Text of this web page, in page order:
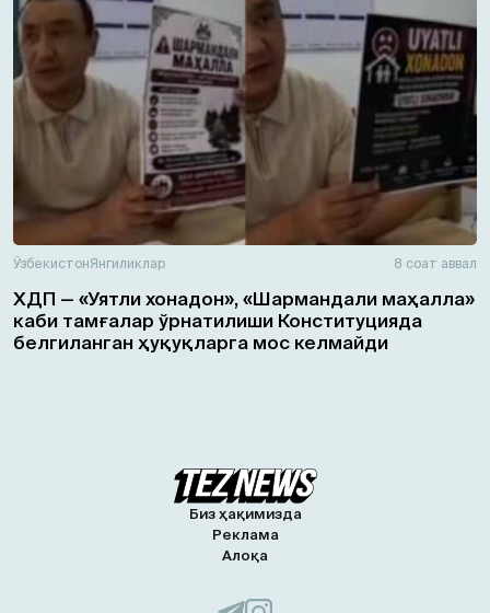
ЎзбекистонЯнгиликлар 8 соат аввал
ХДП — «Уятли хонадон», «Шармандали маҳалла»
каби тамғалар ўрнатилиши Конституцияда
белгиланган ҳуқуқларга мос келмайди
Биз ҳақимизда
Реклама
Алоқа